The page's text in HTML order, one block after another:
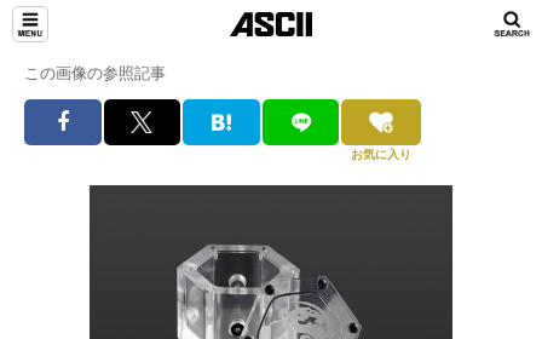
この画像の参照記事
お気に入り